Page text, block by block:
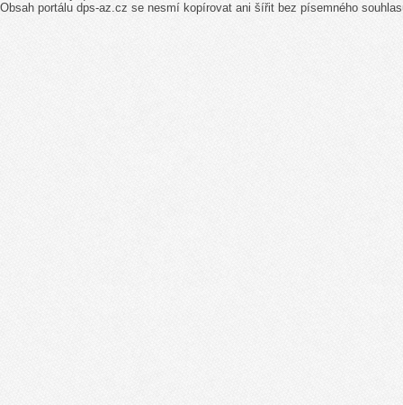
Obsah portálu dps-az.cz se nesmí kopírovat ani šířit bez písemného